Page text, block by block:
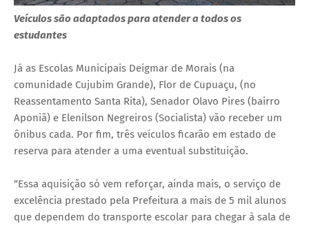
Veículos são adaptados para atender a todos os
estudantes
Já as Escolas Municipais Deigmar de Morais (na
comunidade Cujubim Grande), Flor de Cupuaçu, (no
Reassentamento Santa Rita), Senador Olavo Pires (bairro
Aponiã) e Elenilson Negreiros (Socialista) vão receber um
ônibus cada. Por fim, três veículos ficarão em estado de
reserva para atender a uma eventual substituição.
“Essa aquisição só vem reforçar, ainda mais, o serviço de
excelência prestado pela Prefeitura a mais de 5 mil alunos
que dependem do transporte escolar para chegar à sala de